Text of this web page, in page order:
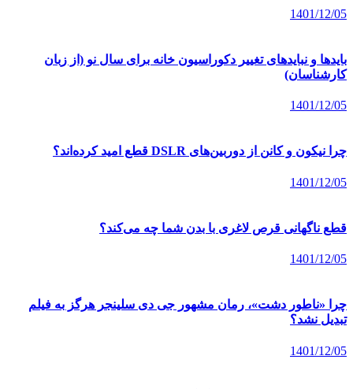
1401/12/05
بایدها و نبایدهای تغییر دکوراسیون خانه برای سال نو (از زبان
کارشناسان)
1401/12/05
چرا نیکون و کانن از دوربین‌های DSLR قطع امید کرده‌اند؟
1401/12/05
قطع ناگهانی قرص لاغری با بدن شما چه می‌کند؟
1401/12/05
چرا «ناطور دشت»، رمان مشهور جی دی سلینجر هرگز به فیلم
تبدیل نشد؟
1401/12/05